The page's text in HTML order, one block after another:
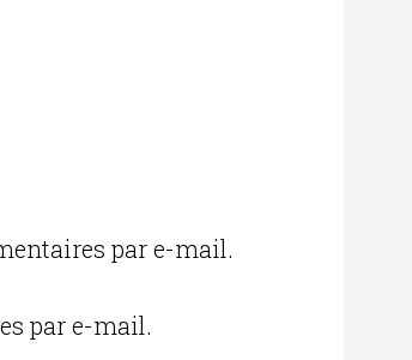
par e-mail.
par e-mail.